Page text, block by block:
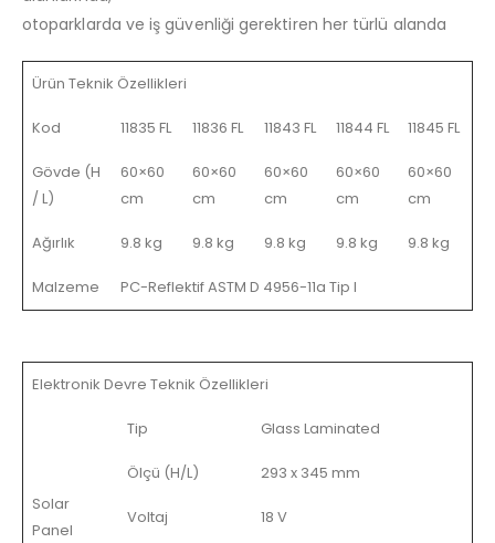
otoparklarda ve iş güvenliği gerektiren her türlü alanda
Ürün Teknik Özellikleri
Kod 11835 FL 11836 FL 11843 FL 11844 FL 11845 FL
Gövde (H
/ L)
60×60
cm
60×60
cm
60×60
cm
60×60
cm
60×60
cm
Ağırlık 9.8 kg 9.8 kg 9.8 kg 9.8 kg 9.8 kg
Malzeme PC-Reflektif ASTM D 4956-11a Tip I
Elektronik Devre Teknik Özellikleri
Solar
Panel
Tip Glass Laminated
Ölçü (H/L) 293 x 345 mm
Voltaj 18 V